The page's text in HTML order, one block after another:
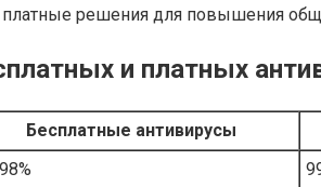
решения для повышения
и платных
Бесплатные антивирусы